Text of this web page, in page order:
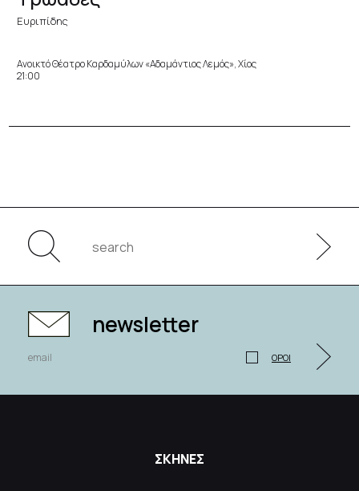
Ευριπίδης
Ανοικτό Θέατρο Καρδαμύλων «Αδαμάντιος Λεμός», Χίος
21:00
newsletter
ΟΡΟΙ
ΣΚΗΝΕΣ